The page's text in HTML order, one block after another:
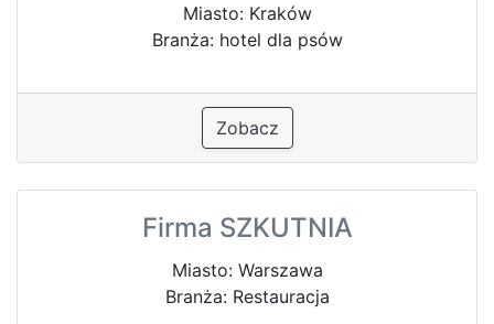
Miasto: Kraków
Branża: hotel dla psów
Zobacz
Firma SZKUTNIA
Miasto: Warszawa
Branża: Restauracja